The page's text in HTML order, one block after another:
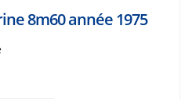
8m60 année 1975